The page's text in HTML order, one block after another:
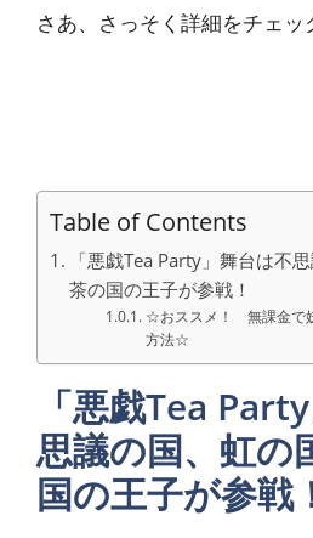
さあ、さっそく詳細をチェッ
Table of Contents
「悪戯Tea Party」舞台は不
茶の国の王子が参戦！
☆おススメ！ 無課金で
方法☆
「悪戯Tea
思議の国、虹の
国の王子が参戦